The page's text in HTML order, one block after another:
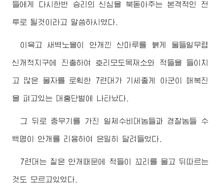
들에게 다시한번 승리의 신심을 북돋아주는 본격적인 전
투로 될것이라고 말씀하시였다.
이윽고 새벽노을이 안개낀 산마루를 붉게 물들일무렵
신개척지구에 진출하여 호리모도목재소와 적들을 들이치
고 많은 물자를 로획한 7련대가 기세좋게 아군이 매복진
을 펴고있는 대홍단벌에 나타났다.
그 뒤로 중무기를 가진 일제수비대놈들과 경찰놈들 수
백명이 안개를 리용하여 은밀히 달려들었다.
7련대는 짙은 안개때문에 적들이 꼬리를 물고 뒤따르는
것도 모르고있었다.